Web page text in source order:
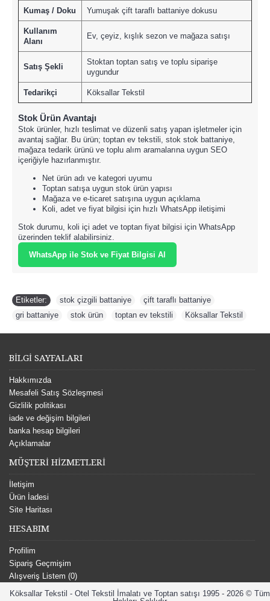
Kumaş / Doku Yumuşak çift taraflı battaniye dokusu
Kullanım
Alanı
Ev, çeyiz, kışlık sezon ve mağaza satışı
Satış Şekli
Stoktan toptan satış ve toplu siparişe
uygundur
Tedarikçi Köksallar Tekstil
Stok Ürün Avantajı
Stok ürünler, hızlı teslimat ve düzenli satış yapan işletmeler için
avantaj sağlar. Bu ürün; toptan ev tekstili, stok stok battaniye,
mağaza tedarik ürünü ve toplu alım aramalarına uygun SEO
içeriğiyle hazırlanmıştır.
Net ürün adı ve kategori uyumu
Toptan satışa uygun stok ürün yapısı
Mağaza ve e-ticaret satışına uygun açıklama
Koli, adet ve fiyat bilgisi için hızlı WhatsApp iletişimi
Stok durumu, koli içi adet ve toptan fiyat bilgisi için WhatsApp
üzerinden teklif alabilirsiniz.
WhatsApp ile Stok ve Fiyat Bilgisi Al
Etiketler: stok çizgili battaniye çift taraflı battaniye
gri battaniye
stok ürün toptan ev tekstili Köksallar Tekstil
BİLGİ SAYFALARI
Hakkımızda
Mesafeli Satış Sözleşmesi
Gizlilik politikası
iade ve değişim bilgileri
banka hesap bilgileri
Açıklamalar
MÜŞTERİ HİZMETLERİ
İletişim
Ürün İadesi
Site Haritası
HESABIM
Profilim
Sipariş Geçmişim
Alışveriş Listem (0)
Köksallar Tekstil - Otel Tekstil İmalatı ve Toptan satışı 1995 - 2026 © Tüm